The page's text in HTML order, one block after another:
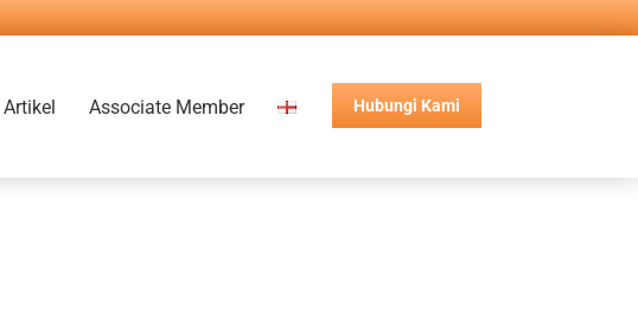
Artikel Associate Member Hubungi Kami